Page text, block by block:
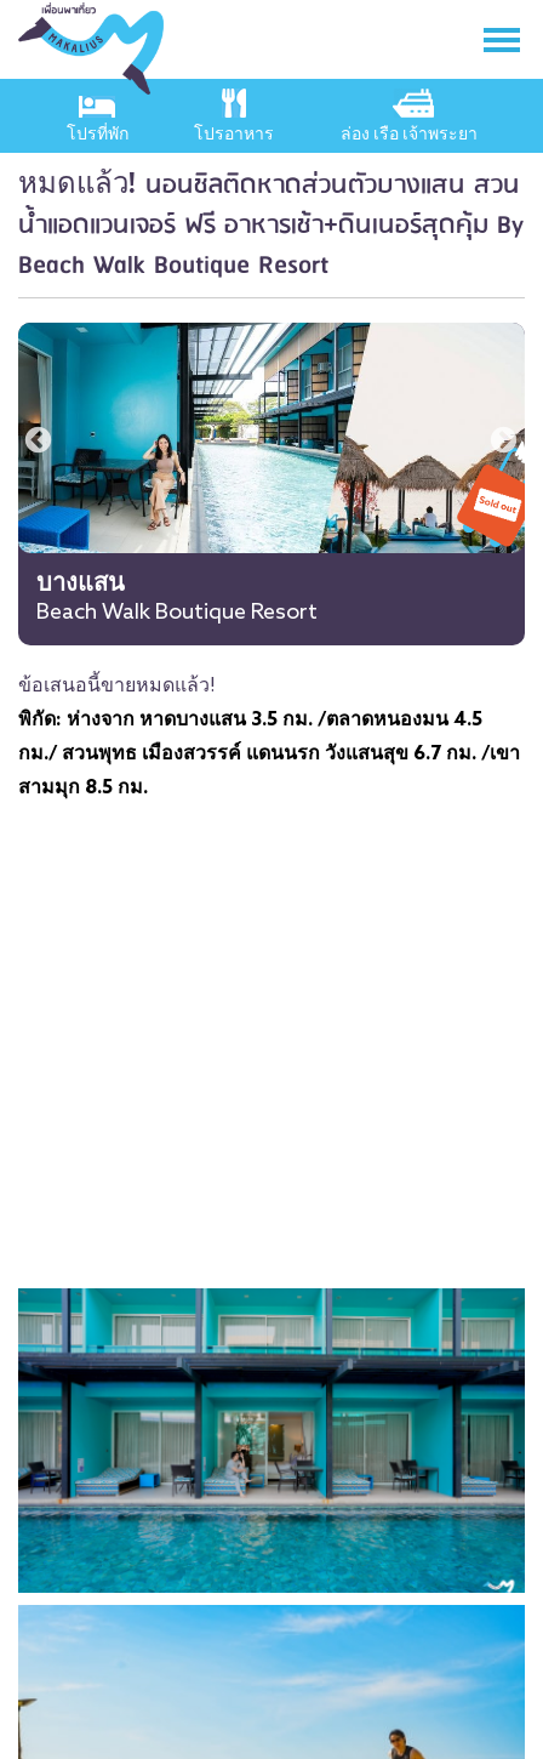
โปรที่พัก โปรอาหาร ล่อง เรือ เจ้าพระยา
หมดแล้ว! นอนชิลติดหาดส่วนตัวบางแสน สวน
น้ำแอดแวนเจอร์ ฟรี อาหารเช้า+ดินเนอร์สุดคุ้ม By
Beach Walk Boutique Resort
บางแสน
Beach Walk Boutique Resort
ข้อเสนอนี้ขายหมดแล้ว!
พิกัด: ห่างจาก หาดบางแสน 3.5 กม. /ตลาดหนองมน4.5
กม./ สวนพุทธ เมืองสวรรค์ แดนนรก วังแสนสุข 6.7 กม. /เขา
สามมุก 8.5 กม.